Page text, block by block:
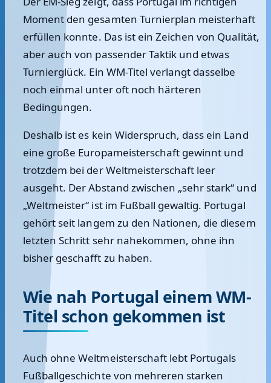
Moment den gesamten Turnierplan meisterhaft
erfüllen konnte. Das ist ein Zeichen von Qualität,
aber auch von passender Taktik und etwas
Turnierglück. Ein WM-Titel verlangt dasselbe
noch einmal unter oft noch härteren
Bedingungen.
Deshalb ist es kein Widerspruch, dass ein Land
eine große Europameisterschaft gewinnt und
trotzdem bei der Weltmeisterschaft leer
ausgeht. Der Abstand zwischen „sehr stark“ und
„Weltmeister“ ist im Fußball gewaltig. Portugal
gehört seit langem zu den Nationen, die diesem
letzten Schritt sehr nahekommen, ohne ihn
bisher geschafft zu haben.
Wie nah Portugal einem WM-
Titel schon gekommen ist
Auch ohne Weltmeisterschaft lebt Portugals
Fußballgeschichte von mehreren starken